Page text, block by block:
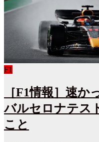
F1
［F1情報］速
バルセロナテス
こと